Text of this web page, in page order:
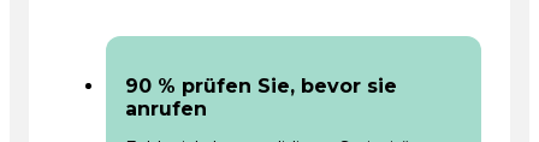
90 % prüfen Sie, bevor sie
anrufen